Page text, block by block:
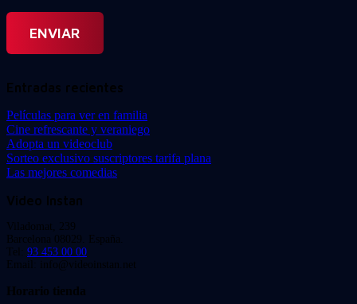
Entradas recientes
Películas para ver en familia
Cine refrescante y veraniego
Adopta un videoclub
Sorteo exclusivo suscriptores tarifa plana
Las mejores comedias
Video Instan
Viladomat, 239
Barcelona 08029. España.
Tel: 93 453 00 00
Email: info@videoinstan.net
Horario tienda